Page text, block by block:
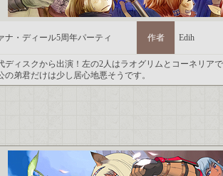
ナ・ディール5周年パーティ 作者 Edih
ディスクから出演！左の2人はラオグリムとコーネリア
の弟君だけは少し居心地悪そうです。